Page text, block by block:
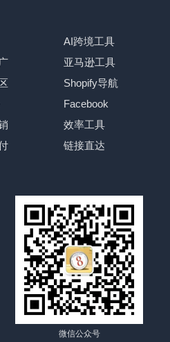
AI跨境工具
亚马逊工具
Shopify导航
Facebook
效率工具
链接直达
微信公众号